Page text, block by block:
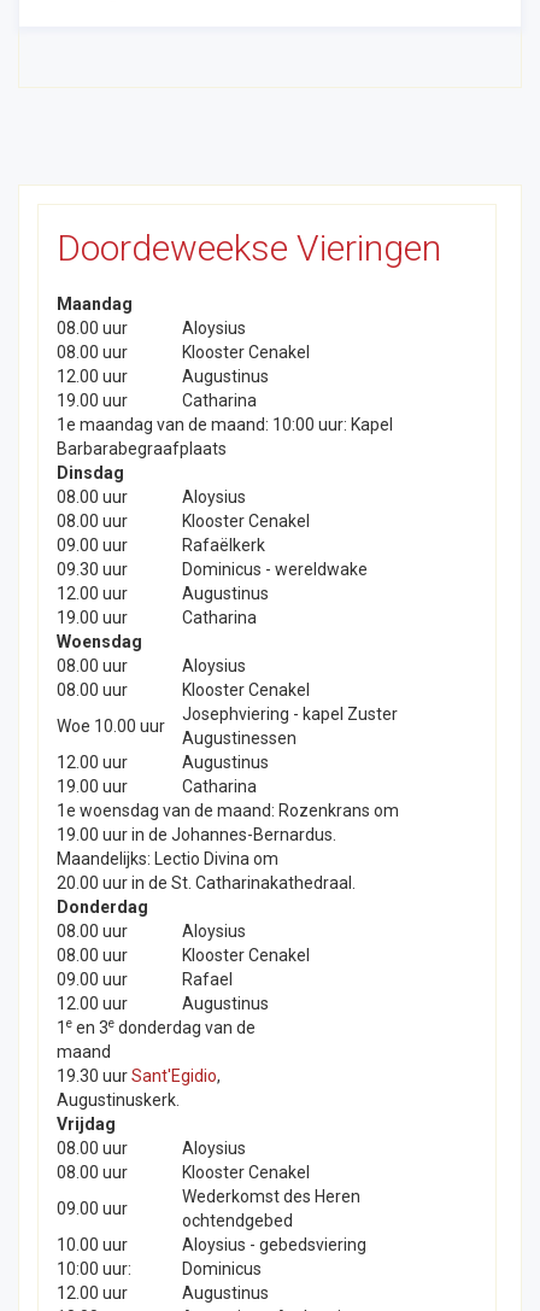
Doordeweekse Vieringen
Maandag
08.00 uur
Aloysius
08.00 uur
Klooster Cenakel
12.00 uur
Augustinus
19.00 uur
Catharina
1e maandag van de maand: 10:00 uur: Kapel
Barbarabegraafplaats
Dinsdag
08.00 uur
Aloysius
08.00 uur
Klooster Cenakel
09.00 uur
Rafaëlkerk
09.30 uur
Dominicus - wereldwake
12.00 uur
Augustinus
19.00 uur
Catharina
Woensdag
08.00 uur
Aloysius
08.00 uur
Klooster Cenakel
Woe 10.00 uur
Josephviering - kapel Zuster
Augustinessen
12.00 uur
Augustinus
19.00 uur
Catharina
1e woensdag van de maand: Rozenkrans om
19.00 uur in de Johannes-Bernardus.
Maandelijks: Lectio Divina om
20.00 uur in de St. Catharinakathedraal.
Donderdag
08.00 uur
Aloysius
08.00 uur
Klooster Cenakel
09.00 uur
Rafael
12.00 uur
Augustinus
1 e en 3e donderdag van de
maand
19.30 uurSant'Egidio,
Augustinuskerk.
Vrijdag
08.00 uur
Aloysius
08.00 uur
Klooster Cenakel
09.00 uur
Wederkomst des Heren
ochtendgebed
10.00 uur
Aloysius - gebedsviering
10:00 uur:
Dominicus
12.00 uur
Augustinus